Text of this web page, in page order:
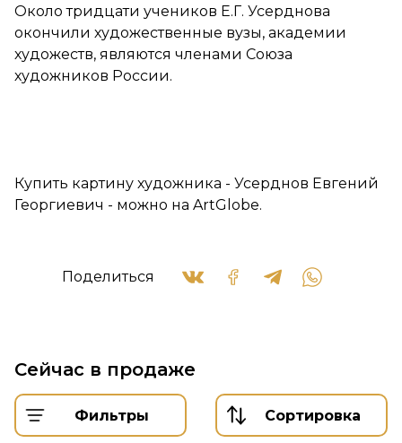
Около тридцати учеников Е.Г. Усерднова
окончили художественные вузы, академии
художеств, являются членами Союза
художников России.
Купить картину художника - Усерднов Евгений
Георгиевич - можно на ArtGlobe.
Поделиться
Сейчас в продаже
Фильтры Сортировка